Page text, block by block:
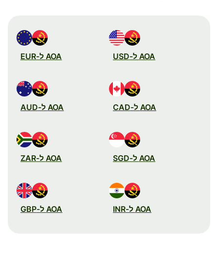
AOA ל-USD AOA ל-EUR
AOA ל-CAD AOA ל-AUD
AOA ל-SGD AOA ל-ZAR
AOA ל-INR AOA ל-GBP